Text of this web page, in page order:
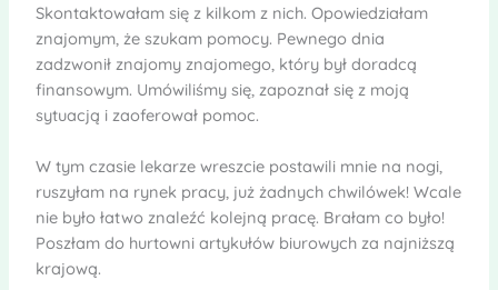
Skontaktowałam się z kilkom z nich. Opowiedziałam
znajomym, że szukam pomocy. Pewnego dnia
zadzwonił znajomy znajomego, który był doradcą
finansowym. Umówiliśmy się, zapoznał się z moją
sytuacją i zaoferował pomoc.
W tym czasie lekarze wreszcie postawili mnie na nogi,
ruszyłam na rynek pracy, już żadnych chwilówek! Wcale
nie było łatwo znaleźć kolejną pracę. Brałam co było!
Poszłam do hurtowni artykułów biurowych za najniższą
krajową.